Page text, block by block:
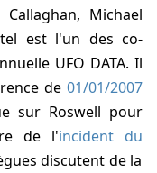
Michael
est l'un des co-
UFO DATA. Il
de 01/01/2007
sur Roswell pour
de l'incident du
discutent de la